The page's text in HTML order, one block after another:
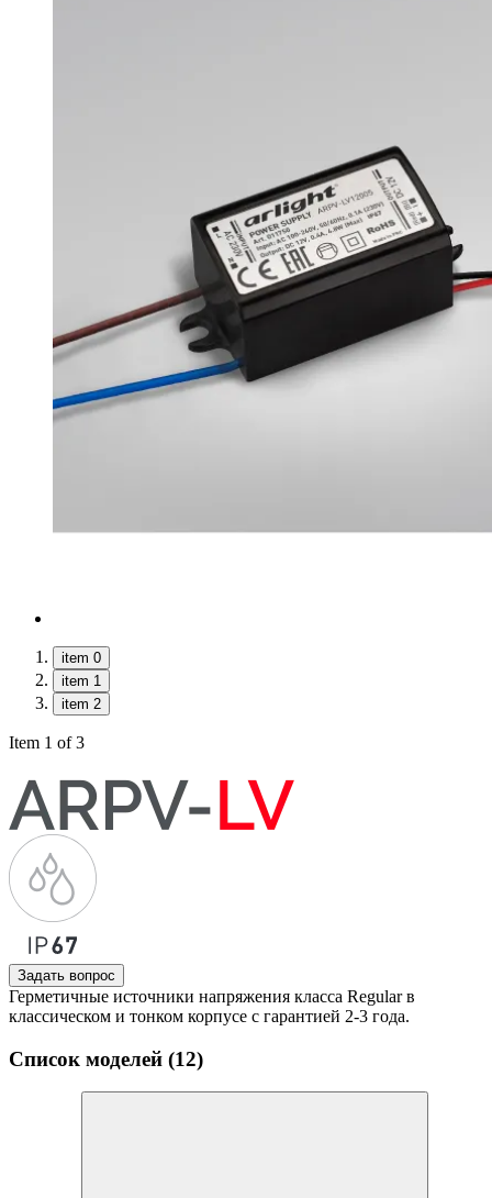
item 0
item 1
item 2
Item 1 of 3
Задать вопрос
Герметичные источники напряжения класса Regular в
классическом и тонком корпусе с гарантией 2-3 года.
Список моделей (12)